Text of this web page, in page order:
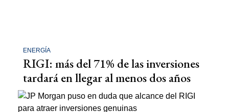
ENERGÍA
RIGI: más del 71% de las inversiones
tardará en llegar al menos dos años